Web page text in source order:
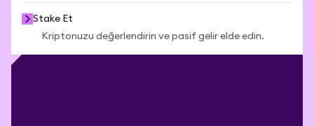
Stake Et
Kriptonuzu değerlendirin ve pasif gelir elde edin.